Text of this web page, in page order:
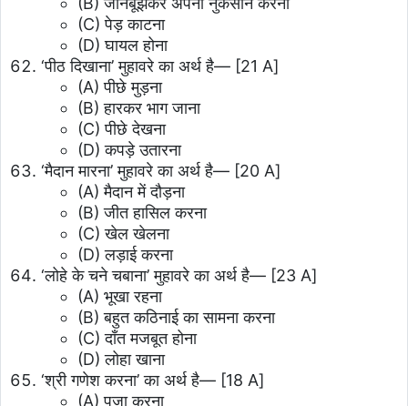
(C) पेड़ काटना
(D) घायल होना
‘पीठ दिखाना’ मुहावरे का अर्थ है— [21 A]
(A) पीछे मुड़ना
(B) हारकर भाग जाना
(C) पीछे देखना
(D) कपड़े उतारना
‘मैदान मारना’ मुहावरे का अर्थ है— [20 A]
(A) मैदान में दौड़ना
(B) जीत हासिल करना
(C) खेल खेलना
(D) लड़ाई करना
‘लोहे के चने चबाना’ मुहावरे का अर्थ है— [23 A]
(A) भूखा रहना
(B) बहुत कठिनाई का सामना करना
(C) दाँत मजबूत होना
(D) लोहा खाना
‘श्री गणेश करना’ का अर्थ है— [18 A]
(A) पूजा करना